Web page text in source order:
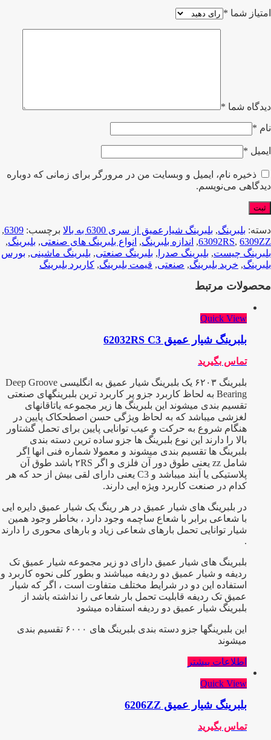
امتیاز شما *
دیدگاه شما *
نام *
ایمیل *
ذخیره نام، ایمیل و وبسایت من در مرورگر برای زمانی که دوباره
دیدگاهی می‌نویسم.
دسته: بلبرینگ, بلبرینگ شیارعمیق از سری 6300 به بالا برچسب: 6309
,
63092RS, 6309ZZ
, اندازه بلبرینگ, انواع بلبرینگ های صنعتی, بلبرینگ,
بلبرینگ چیست, بلبرینگ صدرا , بلبرینگ صنعتی, بلبرینگ ماشینی, بورس
بلبرینگ, خرید بلبرینگ, صنعتی, قیمت بلبرینگ, کاربرد بلبرینگ
محصولات مرتبط
Quick View
بلبرینگ شیار عمیق 62032RS C3
تماس بگیرید
بلبرینگ ۶۲۰۳ یک بلبرینگ شیار عمیق به انگلیسی Deep Groove
Bearing به لحاظ کاربرد جزو پر کاربرد ترین بلبرینگهای صنعتی
تقسیم بندی میشوند این بلبرینگ ها زیر مجموعه یاتاقانهای
لغزشی میباشد که به لحاظ ویژگی حسن اصطحکاک پایین در
هنگام شروع به حرکت و عیب توانایی پایین برای تحمل گشتاور
بالا را دارند این نوع بلبرینگ ها جزو ساده ترین دسته بندی
بلبرینگ ها تقسیم بندی میشوند و معمولا شماره فنی انها اگر
شامل zz یعنی طوق دور آن فلزی و اگر ۲RS باشد طوق آن
پلاستیکی یا آبند میباشد و C3 یعنی دارای لقی بیش از حد که هر
کدام در صنعت کاربرد ویژه ایی دارند.
در بلبرینگ های شیار عمیق در هر رینگ یک شیار عمیق دایره ایی
با شعاعی برابر با شعاع ساچمه وجود دارد ، بخاطر وجود همین
شیار توانایی تحمل بارهای شعاعی زیاد و بارهای محوری را دارند
.
بلبرینگ های شیار عمیق دارای دو زیر مجموعه شیار عمیق تک
ردیفه و شیار عمیق دو ردیفه میباشند و بطور کلی نحوه کاربرد و
استفاده این دو در شرایط مختلف متفاوت است ، اگر که شیار
عمیق تک ردیفه قابلیت تحمل بار شعاعی را نداشته باشد از
بلبرینگ شیار عمیق دو ردیفه استفاده میشود
این بلبرینگها جزو دسته بندی بلبرینگ های ۶۰۰۰ تقسیم بندی
میشوند
اطلاعات بیشتر
Quick View
بلبرینگ شیار عمیق 6206ZZ
تماس بگیرید